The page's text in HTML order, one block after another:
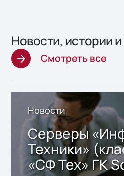
Новости, истории
Смотреть все
Новости
Серверы
Техники»
«СФ Тех» ГК